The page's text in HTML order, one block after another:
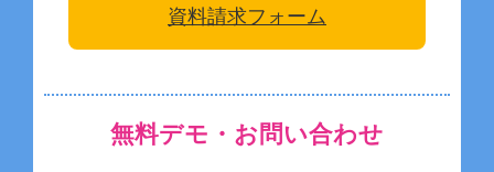
資料請求フォーム
無料デモ・お問い合わせ